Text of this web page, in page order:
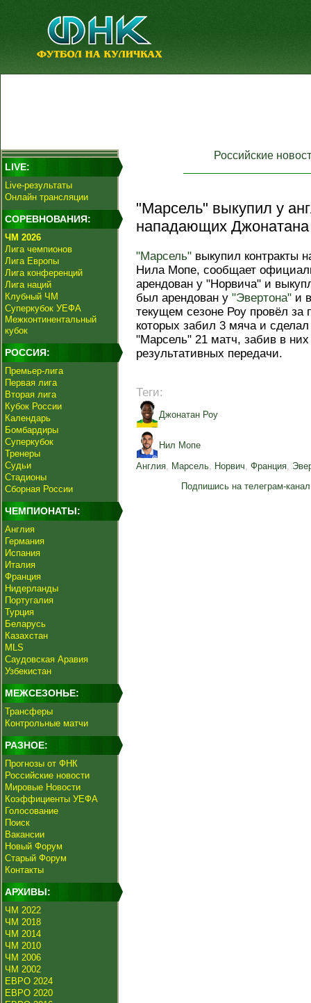
LIVE:
Live-результаты
Онлайн трансляции
СОРЕВНОВАНИЯ:
ЧМ 2026
Лига чемпионов
Лига Европы
Лига конференций
Лига наций
Клубный ЧМ
Суперкубок УЕФА
Межконтинентальный
кубок
РОССИЯ:
Премьер-лига
Первая лига
Вторая лига
Кубок России
Календарь
Бомбардиры
Суперкубок
Тренеры
Судьи
Стадионы
Сборная России
ЧЕМПИОНАТЫ:
Англия
Германия
Испания
Италия
Франция
Нидерланды
Португалия
Турция
Беларусь
Казахстан
MLS
Саудовская Аравия
Узбекистан
МЕЖСЕЗОНЬЕ:
Трансферы
Контрольные матчи
РАЗНОЕ:
Прогнозы от ФНК
Российские новости
Мировые Новости
Коэффициенты УЕФА
Голосование
Поиск
Вакансии
Новый Форум
Старый Форум
Контакты
АРХИВЫ:
ЧМ 2022
ЧМ 2018
ЧМ 2014
ЧМ 2010
ЧМ 2006
ЧМ 2002
ЕВРО 2024
ЕВРО 2020
Российские
"Марсель" выкупил у
нападающих
"Марсель" выкупил контракты
Нила Мопе, сообщает
арендован у "Норвича" и
был арендован у "Эвертона" и
текущем сезоне Роу провёл за
которых забил 3 мяча и
"Марсель" 21 матч, забив в
результативных передачи.
Теги:
Джонатан Роу
Нил Мопе
Англия, Марсель, Норвич, Франция,
Подпишись на телеграм-